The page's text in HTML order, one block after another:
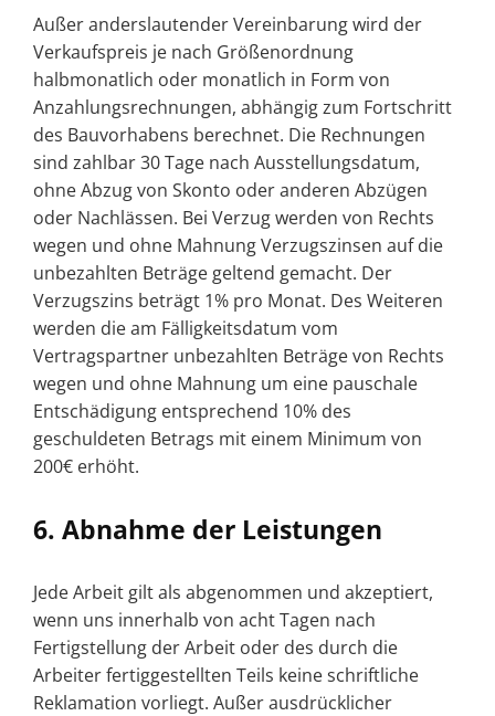
Außer anderslautender Vereinbarung wird der
Verkaufspreis je nach Größenordnung
halbmonatlich oder monatlich in Form von
Anzahlungsrechnungen, abhängig zum Fortschritt
des Bauvorhabens berechnet. Die Rechnungen
sind zahlbar 30 Tage nach Ausstellungsdatum,
ohne Abzug von Skonto oder anderen Abzügen
oder Nachlässen. Bei Verzug werden von Rechts
wegen und ohne Mahnung Verzugszinsen auf die
unbezahlten Beträge geltend gemacht. Der
Verzugszins beträgt 1% pro Monat. Des Weiteren
werden die am Fälligkeitsdatum vom
Vertragspartner unbezahlten Beträge von Rechts
wegen und ohne Mahnung um eine pauschale
Entschädigung entsprechend 10% des
geschuldeten Betrags mit einem Minimum von
200€ erhöht.
6. Abnahme der Leistungen
Jede Arbeit gilt als abgenommen und akzeptiert,
wenn uns innerhalb von acht Tagen nach
Fertigstellung der Arbeit oder des durch die
Arbeiter fertiggestellten Teils keine schriftliche
Reklamation vorliegt. Außer ausdrücklicher